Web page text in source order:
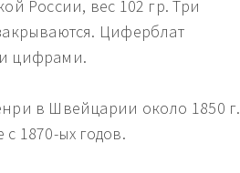
России, вес 102 гр. Три
Циферблат
цифрами.
в Швейцарии около 1850 г.
1870-ых годов.